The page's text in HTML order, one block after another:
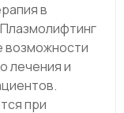
в
возможности
лечения и
при